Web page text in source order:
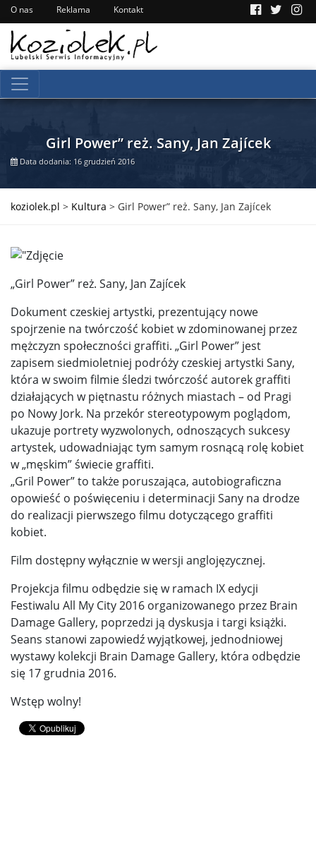
O nas Reklama Kontakt
Girl Power” reż. Sany, Jan Zajícek
Data dodania: 16 grudzień 2016
koziolek.pl > Kultura > Girl Power” reż. Sany, Jan Zajícek
„Girl Power” reż. Sany, Jan Zajícek
Dokument czeskiej artystki, prezentujący nowe
spojrzenie na twórczość kobiet w zdominowanej przez
mężczyzn społeczności graffiti. „Girl Power” jest
zapisem siedmioletniej podróży czeskiej artystki Sany,
która w swoim filmie śledzi twórczość autorek graffiti
działających w piętnastu różnych miastach – od Pragi
po Nowy Jork. Na przekór stereotypowym poglądom,
ukazuje portrety wyzwolonych, odnoszących sukcesy
artystek, udowadniając tym samym rosnącą rolę kobiet
w „męskim” świecie graffiti.
„Gril Power” to także poruszająca, autobiograficzna
opowieść o poświęceniu i determinacji Sany na drodze
do realizacji pierwszego filmu dotyczącego graffiti
kobiet.
Film dostępny wyłącznie w wersji anglojęzycznej.
Projekcja filmu odbędzie się w ramach IX edycji
Festiwalu All My City 2016 organizowanego przez Brain
Damage Gallery, poprzedzi ją dyskusja i targi książki.
Seans stanowi zapowiedź wyjątkowej, jednodniowej
wystawy kolekcji Brain Damage Gallery, która odbędzie
się 17 grudnia 2016.
Wstęp wolny!